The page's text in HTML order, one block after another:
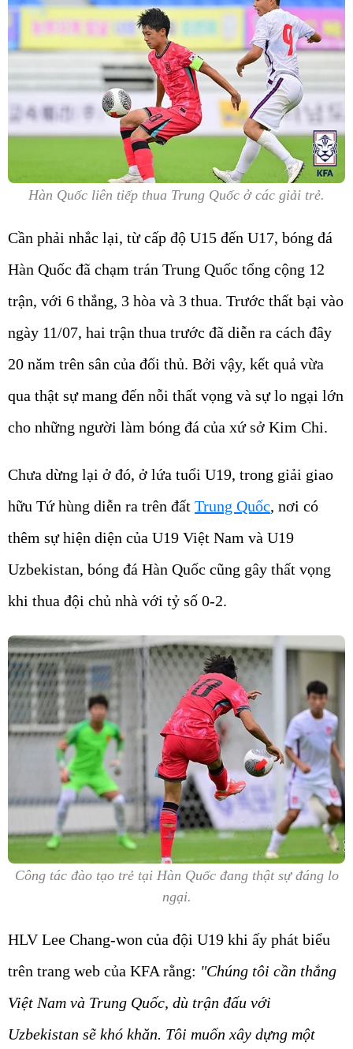
Hàn Quốc liên tiếp thua Trung Quốc ở các giải trẻ.
Cần phải nhắc lại, từ cấp độ U15 đến U17, bóng đá
Hàn Quốc đã chạm trán Trung Quốc tổng cộng 12
trận, với 6 thắng, 3 hòa và 3 thua. Trước thất bại vào
ngày 11/07, hai trận thua trước đã diễn ra cách đây
20 năm trên sân của đối thủ. Bởi vậy, kết quả vừa
qua thật sự mang đến nỗi thất vọng và sự lo ngại lớn
cho những người làm bóng đá của xứ sở Kim Chi.
Chưa dừng lại ở đó, ở lứa tuổi U19, trong giải giao
hữu Tứ hùng diễn ra trên đất Trung Quốc, nơi có
thêm sự hiện diện của U19 Việt Nam và U19
Uzbekistan, bóng đá Hàn Quốc cũng gây thất vọng
khi thua đội chủ nhà với tỷ số 0-2.
Công tác đào tạo trẻ tại Hàn Quốc đang thật sự đáng lo
ngại.
HLV Lee Chang-won của đội U19 khi ấy phát biểu
trên trang web của KFA rằng: "Chúng tôi cần thắng
Việt Nam và Trung Quốc, dù trận đấu với
Uzbekistan sẽ khó khăn. Tôi muốn xây dựng một